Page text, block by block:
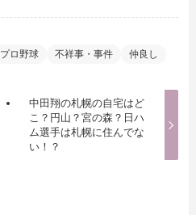
プロ野球 不祥事・事件 仲良し
中田翔の札幌の自宅はど
こ？円山？宮の森？日ハ
ム選手は札幌に住んでな
い！？